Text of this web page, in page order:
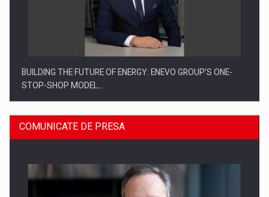
BUILDING THE FUTURE OF ENERGY: ENEVO GROUP’S ONE-
STOP-SHOP MODEL…
COMUNICATE DE PRESA